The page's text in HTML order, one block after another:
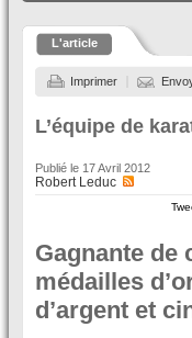
L'article
Imprimer
L’équipe de
Publié le 17 Avril 2012
Robert Leduc
Gagnante de
médailles
d’argent et